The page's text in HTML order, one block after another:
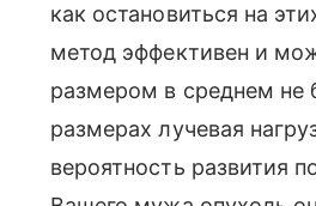
как остановиться на
метод эффективен и
размером в среднем не
размерах лучевая
вероятность развития